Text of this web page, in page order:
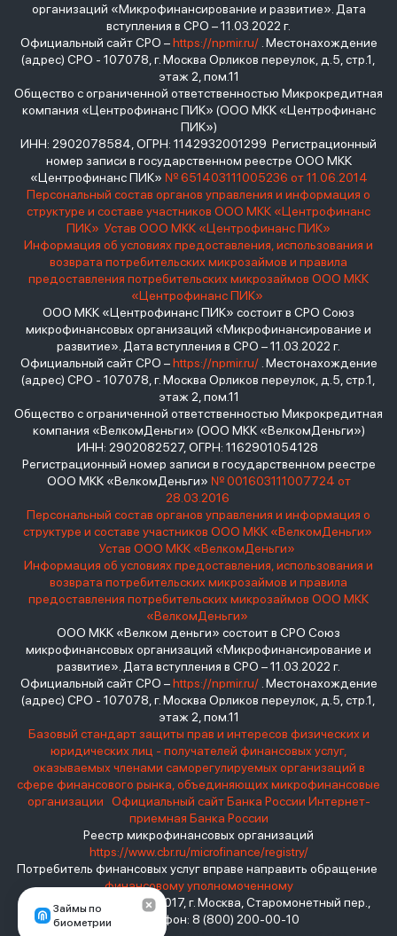
Займы по
биометрии
организаций «Микрофинансирование и развитие». Дата
вступления в СРО – 11.03.2022 г.
Официальный сайт СРО –https://npmir.ru/. Местонахождение
(адрес) СРО - 107078, г. Москва Орликов переулок, д.5, стр.1,
этаж 2, пом.11
Общество с ограниченной ответственностью Микрокредитная
компания «Центрофинанс ПИК» (ООО МКК «Центрофинанс
ПИК»)
ИНН: 2902078584, ОГРН: 1142932001299 Регистрационный
номер записи в государственном реестре ООО МКК
«Центрофинанс ПИК» № 651403111005236 от 11.06.2014
Персональный состав органов управления и информация о
структуре и составе участников ООО МКК «Центрофинанс
ПИК» Устав ООО МКК «Центрофинанс ПИК»
Информация об условиях предоставления, использования и
возврата потребительских микрозаймов и правила
предоставления потребительских микрозаймов ООО МКК
«Центрофинанс ПИК»
ООО МКК «Центрофинанс ПИК» состоит в СРО Союз
микрофинансовых организаций «Микрофинансирование и
развитие». Дата вступления в СРО – 11.03.2022 г.
Официальный сайт СРО –https://npmir.ru/. Местонахождение
(адрес) СРО - 107078, г. Москва Орликов переулок, д.5, стр.1,
этаж 2, пом.11
Общество с ограниченной ответственностью Микрокредитная
компания «ВелкомДеньги» (ООО МКК «ВелкомДеньги»)
ИНН: 2902082527, ОГРН: 1162901054128
Регистрационный номер записи в государственном реестре
ООО МКК «ВелкомДеньги» № 001603111007724 от
28.03.2016
Персональный состав органов управления и информация о
структуре и составе участников ООО МКК «ВелкомДеньги»
Устав ООО МКК «ВелкомДеньги»
Информация об условиях предоставления, использования и
возврата потребительских микрозаймов и правила
предоставления потребительских микрозаймов ООО МКК
«ВелкомДеньги»
ООО МКК «Велком деньги» состоит в СРО Союз
микрофинансовых организаций «Микрофинансирование и
развитие». Дата вступления в СРО – 11.03.2022 г.
Официальный сайт СРО –https://npmir.ru/. Местонахождение
(адрес) СРО - 107078, г. Москва Орликов переулок, д.5, стр.1,
этаж 2, пом.11
Базовый стандарт защиты прав и интересов физических и
юридических лиц - получателей финансовых услуг,
оказываемых членами саморегулируемых организаций в
сфере финансового рынка, объединяющих микрофинансовые
организации
Официальный сайт Банка России Интернет-
приемная Банка России
Реестр микрофинансовых организаций
https://www.cbr.ru/microfinance/registry/
Потребитель финансовых услуг вправе направить обращение
финансовому уполномоченному
Место нахождения: 119017, г. Москва, Старомонетный пер.,
дом 3 Телефон: 8 (800) 200-00-10